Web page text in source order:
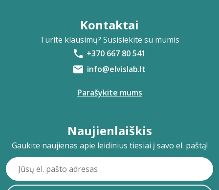
Kontaktai
Turite klausimų? Susisiekite su mumis
+370 667 80 541
info@elvislab.lt
Parašykite mums
Naujienlaiškis
Gaukite naujienas apie leidinius tiesiai į savo el. paštą!